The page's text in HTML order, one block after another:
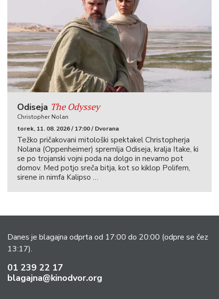
Odiseja The Odyssey
Christopher Nolan
torek, 11. 08. 2026 / 17:00 / Dvorana
Težko pričakovani mitološki spektakel Christopherja
Nolana (Oppenheimer) spremlja Odiseja, kralja Itake, ki
se po trojanski vojni poda na dolgo in nevarno pot
domov. Med potjo sreča bitja, kot so kiklop Polifem,
sirene in nimfa Kalipso …
Danes je blagajna odprta od 17:00 do 20:00 (odpre se čez
13:17).
01 239 22 17
blagajna@kinodvor.org